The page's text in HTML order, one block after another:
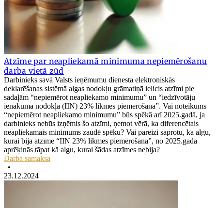
Atzīme par neapliekamā minimuma nepiemērošanu
darba vietā zūd
Darbinieks savā Valsts ieņēmumu dienesta elektroniskās
deklarēšanas sistēmā algas nodokļu grāmatiņā ielicis atzīmi pie
sadaļām “nepiemērot neapliekamo minimumu” un “iedzīvotāju
ienākuma nodokļa (IIN) 23% likmes piemērošana”. Vai noteikums
“nepiemērot neapliekamo minimumu” būs spēkā arī 2025.gadā, ja
darbinieks nebūs izņēmis šo atzīmi, ņemot vērā, ka diferencētais
neapliekamais minimums zaudē spēku? Vai pareizi saprotu, ka algu,
kurai bija atzīme “IIN 23% likmes piemērošana”, no 2025.gada
aprēķinās tāpat kā algu, kurai šādas atzīmes nebija?
Darba samaksa
•
23.12.2024